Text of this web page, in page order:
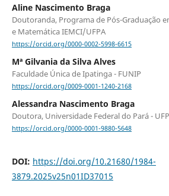
Aline Nascimento Braga
Doutoranda, Programa de Pós-Graduação
e Matemática IEMCI/UFPA
https://orcid.org/0000-0002-5998-6615
Mª Gilvania da Silva Alves
Faculdade Única de Ipatinga - FUNIP
https://orcid.org/0009-0001-1240-2168
Alessandra Nascimento Braga
Doutora, Universidade Federal do Pará -
https://orcid.org/0000-0001-9880-5648
DOI: https://doi.org/10.21680/1984-
3879.2025v25n01ID37015